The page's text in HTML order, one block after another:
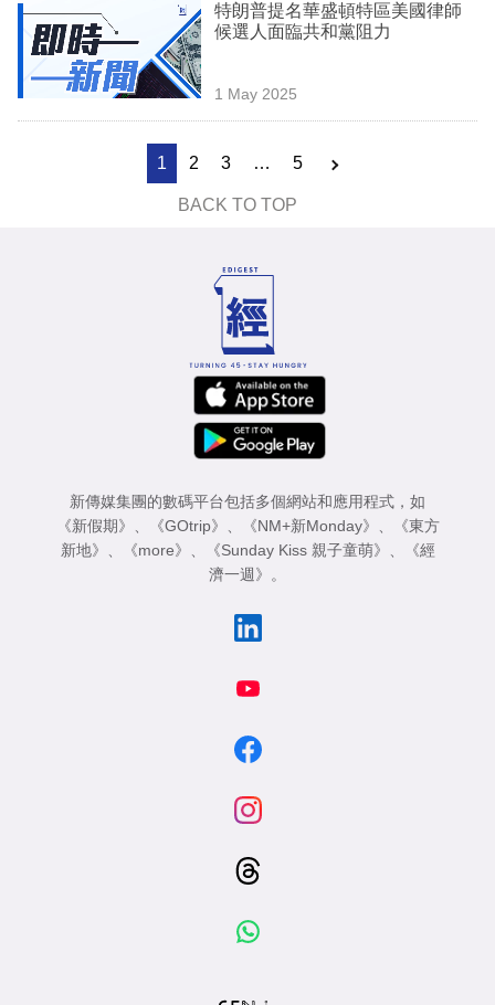
特朗普提名華盛頓特區美國律師
候選人面臨共和黨阻力
1 May 2025
1 2 3 … 5
BACK TO TOP
新傳媒集團的數碼平台包括多個網站和應用程式，如
《新假期》 、 《GOtrip》 、 《NM+新Monday》 、
《東方
新地》 、 《more》 、 《Sunday Kiss 親子童萌》 、
《經
濟一週》 。